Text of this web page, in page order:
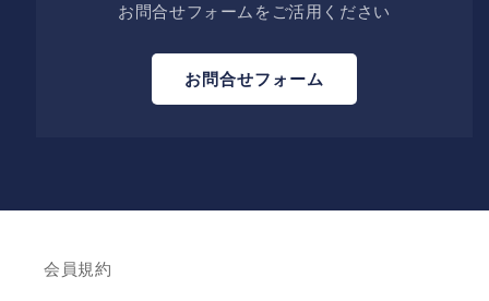
お問合せフォームをご活用ください
お問合せフォーム
会員規約